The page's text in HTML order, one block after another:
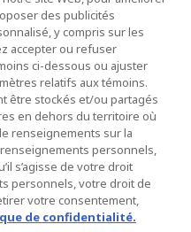
des publicités
y compris sur les
accepter ou refuser
ci-dessous ou ajuster
relatifs aux témoins.
être stockés et/ou partagés
en dehors du territoire où
renseignements sur la
personnels,
s’agisse de votre droit
personnels, votre droit de
votre consentement,
de confidentialité.